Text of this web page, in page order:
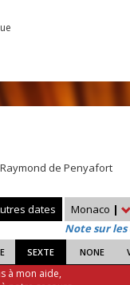
de Penyafort
dates Monaco |
Note sur
SEXTE NONE
à mon aide,